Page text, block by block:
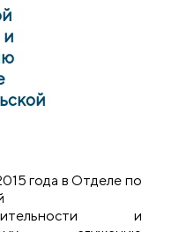
и
года в Отделе по
и